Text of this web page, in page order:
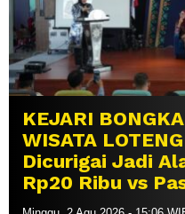
KEJARI
WISATA
Dicurigai Jadi
Rp20 Ribu vs